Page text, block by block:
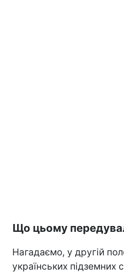
Що цьому
Нагадаємо, у другій
українських підземних